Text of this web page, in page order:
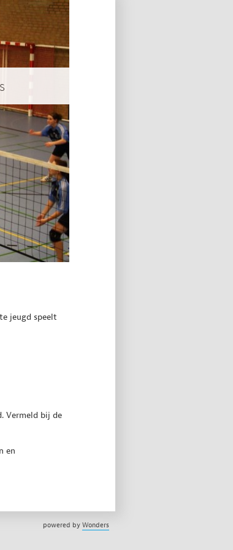
jeugd speelt
Vermeld bij de
en
powered byWonders